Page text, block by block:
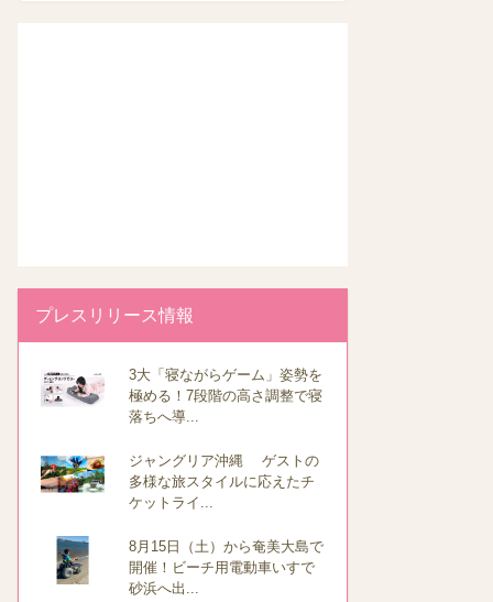
プレスリリース情報
3大「寝ながらゲーム」姿勢を
極める！7段階の高さ調整で寝
落ちへ導...
ジャングリア沖縄 ゲストの
多様な旅スタイルに応えたチ
ケットライ...
8月15日（土）から奄美大島で
開催！ビーチ用電動車いすで
砂浜へ出...